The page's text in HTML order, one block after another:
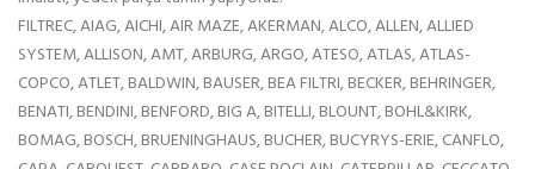
FILTREC, AIAG, AICHI, AIR MAZE, AKERMAN, ALCO, ALLEN, ALLIED
SYSTEM, ALLISON, AMT, ARBURG, ARGO, ATESO, ATLAS, ATLAS-
COPCO, ATLET, BALDWIN, BAUSER, BEA FILTRI, BECKER, BEHRINGER,
BENATI, BENDINI, BENFORD, BIG A, BITELLI, BLOUNT, BOHL&KIRK,
BOMAG, BOSCH, BRUENINGHAUS, BUCHER, BUCYRYS-ERIE, CANFLO,